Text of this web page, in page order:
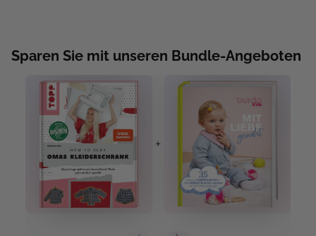
Sparen Sie mit unseren Bundle-Angeboten
+